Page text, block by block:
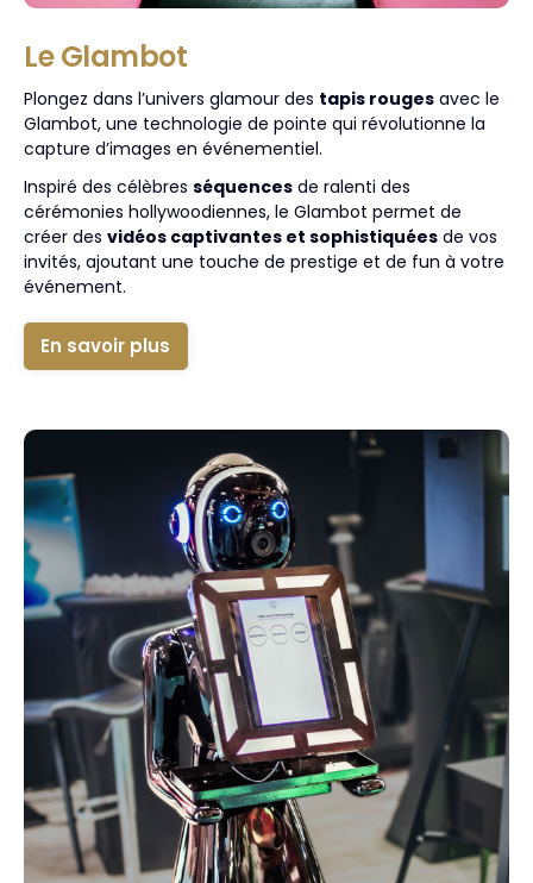
Le Glambot
Plongez dans l’univers glamour des tapis rouges avec le
Glambot, une technologie de pointe qui révolutionne la
capture d’images en événementiel.
Inspiré des célèbres séquences de ralenti des
cérémonies hollywoodiennes, le Glambot permet de
créer des vidéos captivantes et sophistiquées de vos
invités, ajoutant une touche de prestige et de fun à votre
événement.
En savoir plus